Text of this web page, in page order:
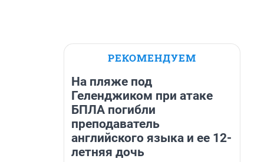
РЕКОМЕНДУЕМ
На пляже под
Геленджиком при атаке
БПЛА погибли
преподаватель
английского языка и ее 12-
летняя дочь